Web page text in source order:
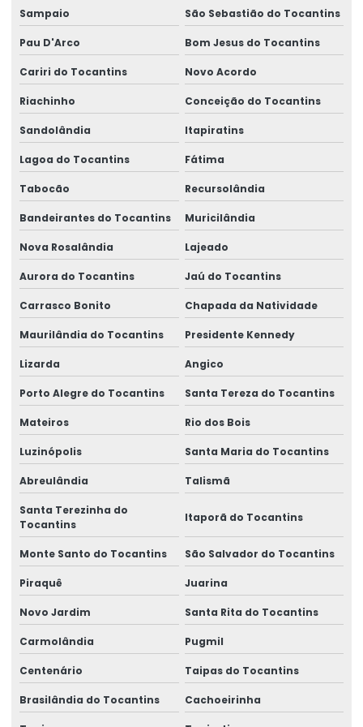
Sampaio São Sebastião do Tocantins
Pau D'Arco Bom Jesus do Tocantins
Cariri do Tocantins Novo Acordo
Riachinho Conceição do Tocantins
Sandolândia Itapiratins
Lagoa do Tocantins Fátima
Tabocão Recursolândia
Bandeirantes do Tocantins Muricilândia
Nova Rosalândia Lajeado
Aurora do Tocantins Jaú do Tocantins
Carrasco Bonito Chapada da Natividade
Maurilândia do Tocantins Presidente Kennedy
Lizarda Angico
Porto Alegre do Tocantins Santa Tereza do Tocantins
Mateiros Rio dos Bois
Luzinópolis Santa Maria do Tocantins
Abreulândia Talismã
Santa Terezinha do
Tocantins
Itaporã do Tocantins
Monte Santo do Tocantins São Salvador do Tocantins
Piraquê Juarina
Novo Jardim Santa Rita do Tocantins
Carmolândia Pugmil
Centenário Taipas do Tocantins
Brasilândia do Tocantins Cachoeirinha